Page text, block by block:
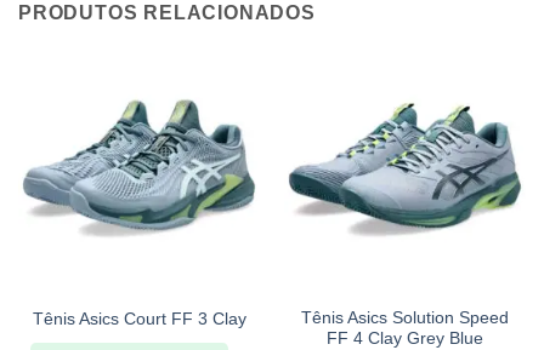
PRODUTOS RELACIONADOS
Tênis Asics Court FF 3 Clay
Tênis Asics Solution Speed
FF 4 Clay Grey Blue